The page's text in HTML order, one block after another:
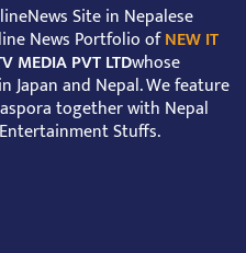
Site in Nepalese
News Portfolio ofNEW IT
MEDIA PVT LTDwhose
Japan and Nepal. We feature
together with Nepal
Stuffs.